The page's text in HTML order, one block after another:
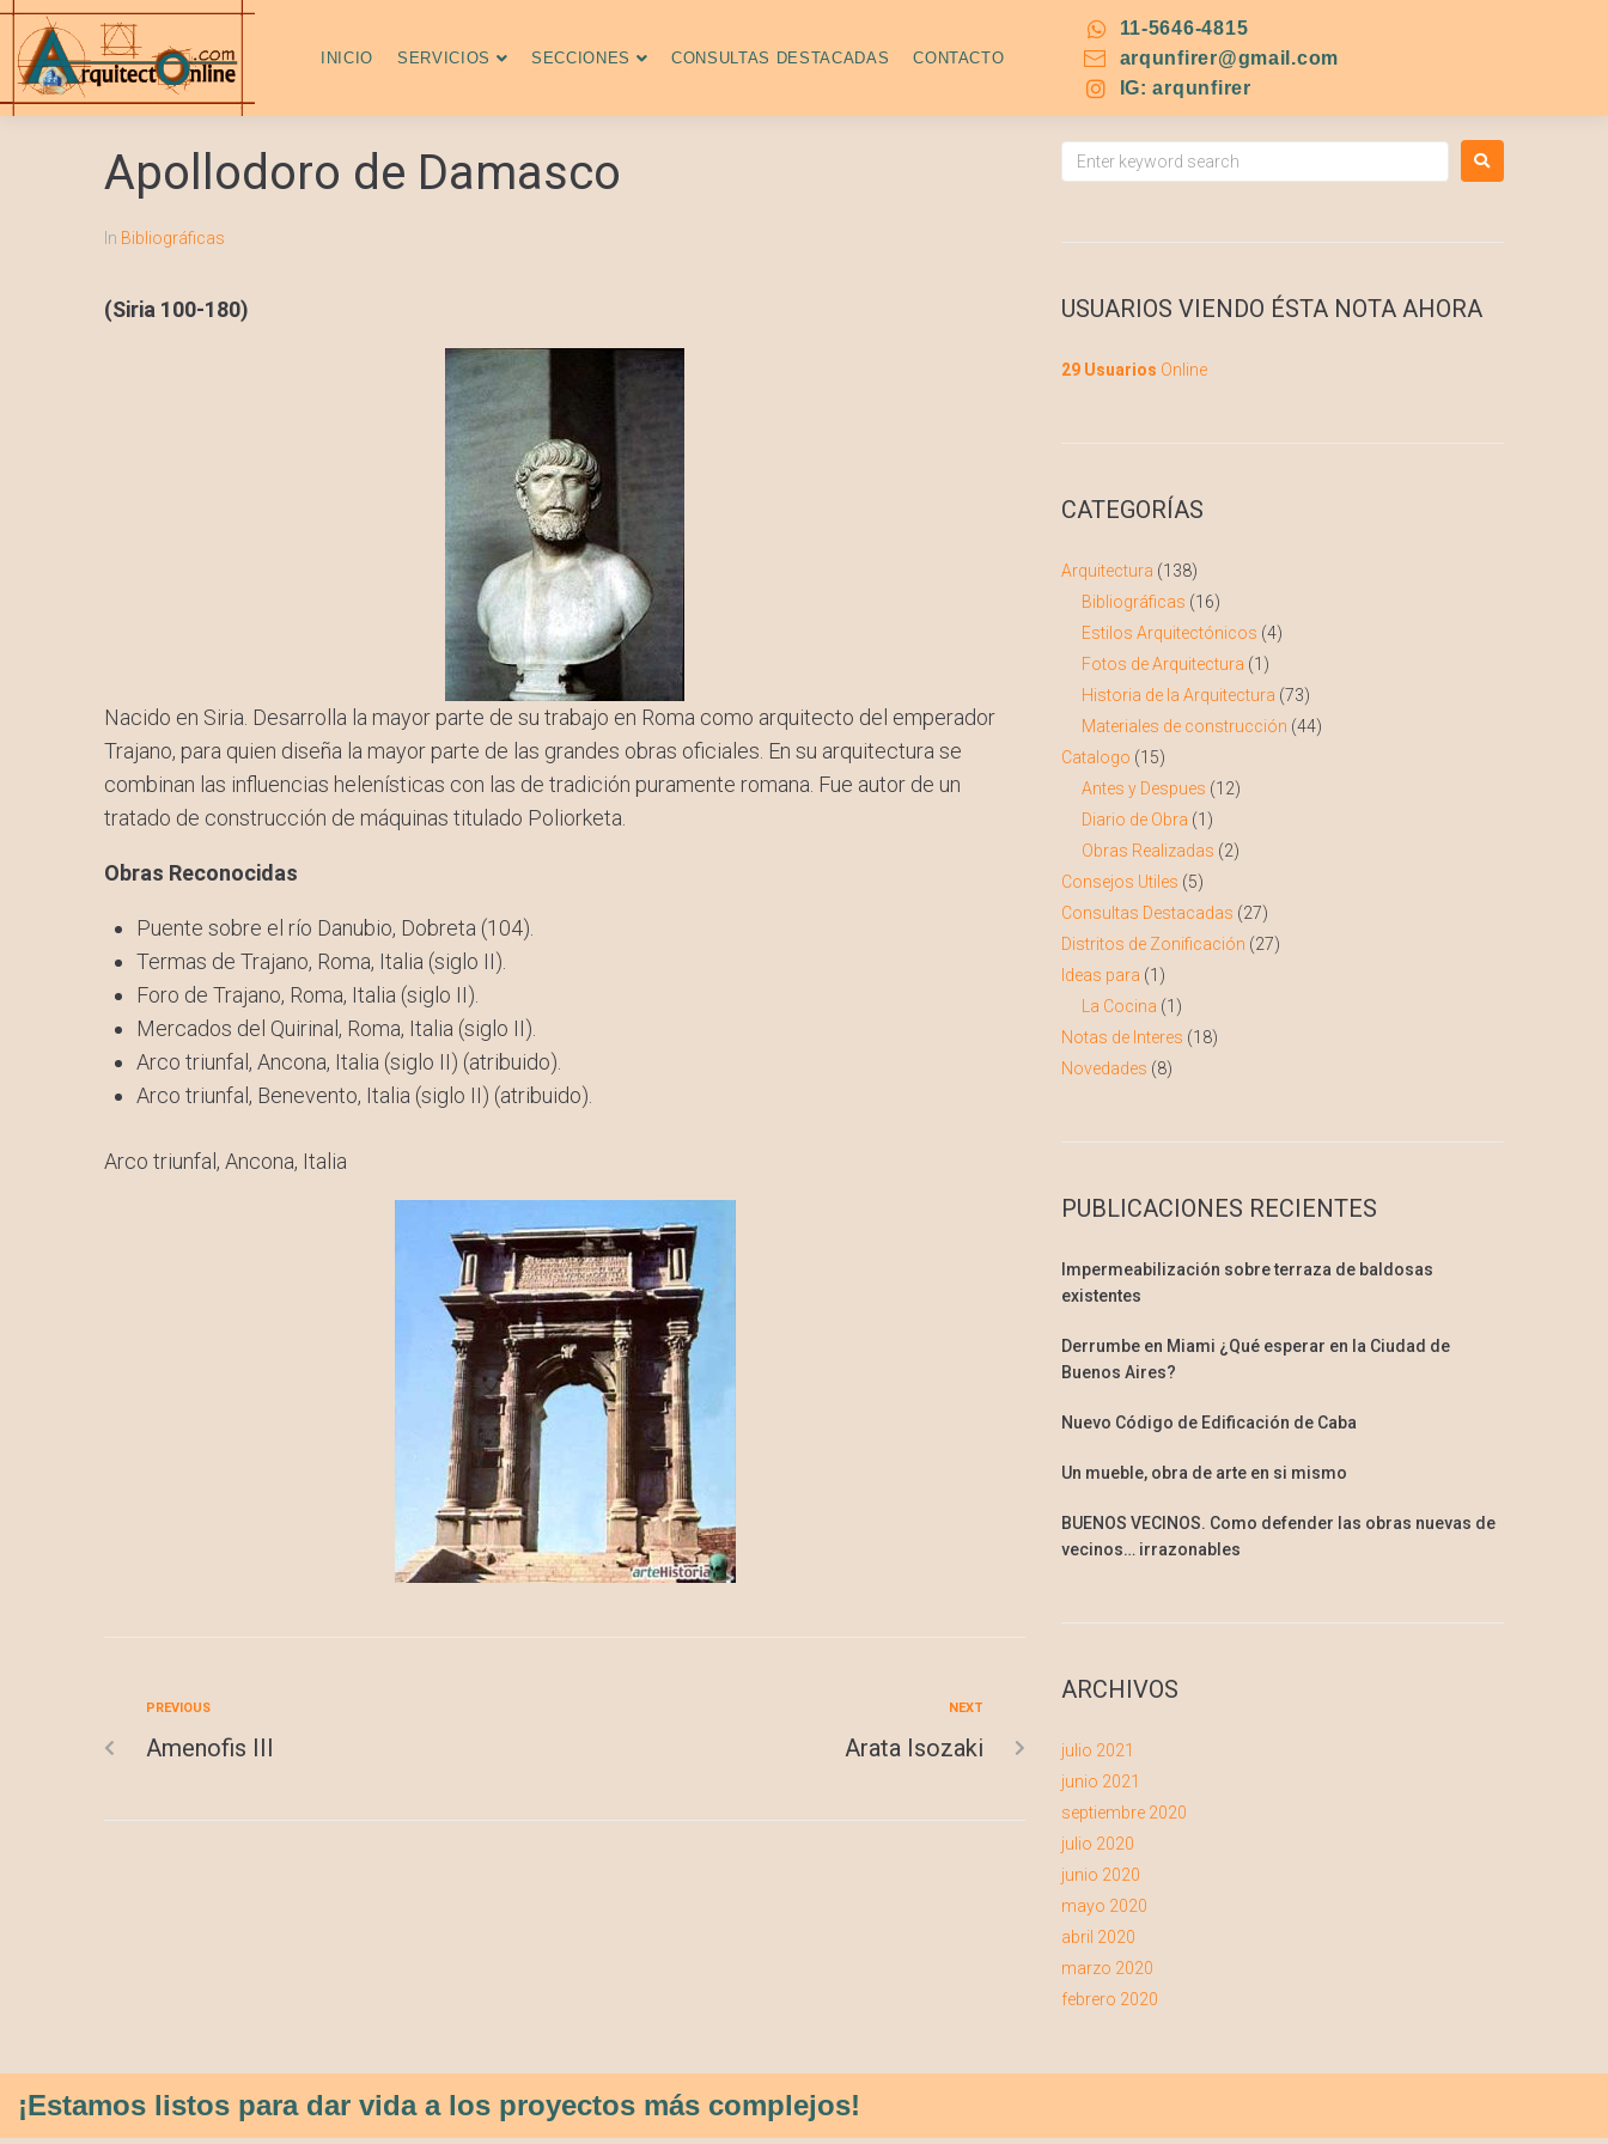
INICIO SERVICIOS SECCIONES CONSULTAS DESTACADAS CONTACTO
11-5646-4815
arqunfirer@gmail.com
IG: arqunfirer
Apollodoro de Damasco
In Bibliográficas
(Siria 100-180)
Nacido en Siria. Desarrolla la mayor parte de su trabajo en Roma como arquitecto del emperador
Trajano, para quien diseña la mayor parte de las grandes obras oficiales. En su arquitectura se
combinan las influencias helenísticas con las de tradición puramente romana. Fue autor de un
tratado de construcción de máquinas titulado Poliorketa.
Obras Reconocidas
Puente sobre el río Danubio, Dobreta (104).
Termas de Trajano, Roma, Italia (siglo II).
Foro de Trajano, Roma, Italia (siglo II).
Mercados del Quirinal, Roma, Italia (siglo II).
Arco triunfal, Ancona, Italia (siglo II) (atribuido).
Arco triunfal, Benevento, Italia (siglo II) (atribuido).
Arco triunfal, Ancona, Italia
PREVIOUS
Amenofis III
NEXT
Arata Isozaki
USUARIOS VIENDO ÉSTA NOTA AHORA
29 Usuarios Online
CATEGORÍAS
Arquitectura (138)
Bibliográficas (16)
Estilos Arquitectónicos (4)
Fotos de Arquitectura (1)
Historia de la Arquitectura (73)
Materiales de construcción (44)
Catalogo (15)
Antes y Despues (12)
Diario de Obra (1)
Obras Realizadas (2)
Consejos Utiles (5)
Consultas Destacadas (27)
Distritos de Zonificación (27)
Ideas para (1)
La Cocina (1)
Notas de Interes (18)
Novedades (8)
PUBLICACIONES RECIENTES
Impermeabilización sobre terraza de baldosas
existentes
Derrumbe en Miami ¿Qué esperar en la Ciudad de
Buenos Aires?
Nuevo Código de Edificación de Caba
Un mueble, obra de arte en si mismo
BUENOS VECINOS. Como defender las obras nuevas de
vecinos… irrazonables
ARCHIVOS
julio 2021
junio 2021
septiembre 2020
julio 2020
junio 2020
mayo 2020
abril 2020
marzo 2020
febrero 2020
¡Estamos listos para dar vida a los proyectos más complejos!